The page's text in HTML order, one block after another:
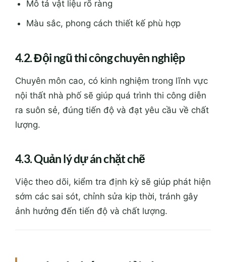
nội thất nhà phố sẽ giúp quá trình thi công diễn
lượng.
4.3. Quản lý dự án chặt chẽ
Việc theo dõi, kiểm tra định kỳ sẽ giúp phát hiện
sớm các sai sót, chỉnh sửa kịp thời, tránh gây
5. Thách thức và giải pháp trong
thi công nội thất nhà phố